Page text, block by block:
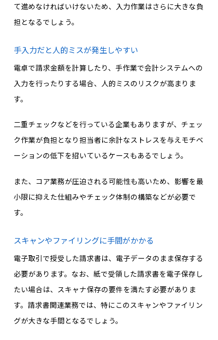
て進めなければいけないため、入力作業はさらに大きな負
担となるでしょう。
手入力だと人的ミスが発生しやすい
電卓で請求金額を計算したり、手作業で会計システムへの
入力を行ったりする場合、人的ミスのリスクが高まりま
す。
二重チェックなどを行っている企業もありますが、チェッ
ク作業が負担となり担当者に余計なストレスを与えモチベ
ーションの低下を招いているケースもあるでしょう。
また、コア業務が圧迫される可能性も高いため、影響を最
小限に抑えた仕組みやチェック体制の構築などが必要で
す。
スキャンやファイリングに手間がかかる
電子取引で授受した請求書は、電子データのまま保存する
必要があります。なお、紙で受領した請求書を電子保存し
たい場合は、スキャナ保存の要件を満たす必要がありま
す。請求書関連業務では、特にこのスキャンやファイリン
グが大きな手間となるでしょう。